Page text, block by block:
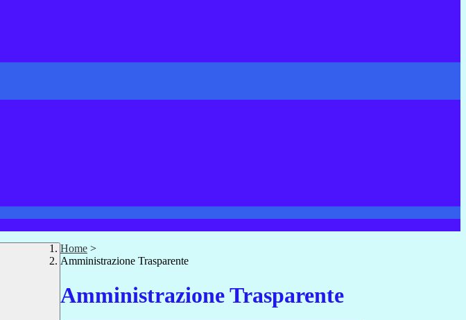
Home >
Amministrazione Trasparente
Amministrazione Trasparente